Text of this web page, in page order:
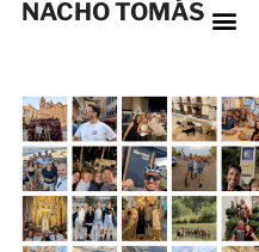
NACHO TOMÁS